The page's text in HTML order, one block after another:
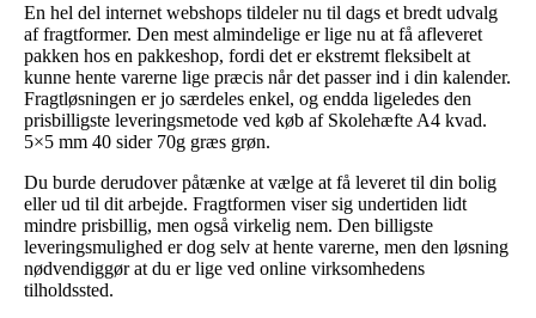
En hel del internet webshops tildeler nu til dags et bredt udvalg
af fragtformer. Den mest almindelige er lige nu at få afleveret
pakken hos en pakkeshop, fordi det er ekstremt fleksibelt at
kunne hente varerne lige præcis når det passer ind i din kalender.
Fragtløsningen er jo særdeles enkel, og endda ligeledes den
prisbilligste leveringsmetode ved køb af Skolehæfte A4 kvad.
5×5 mm 40 sider 70g græs grøn.
Du burde derudover påtænke at vælge at få leveret til din bolig
eller ud til dit arbejde. Fragtformen viser sig undertiden lidt
mindre prisbillig, men også virkelig nem. Den billigste
leveringsmulighed er dog selv at hente varerne, men den løsning
nødvendiggør at du er lige ved online virksomhedens
tilholdssted.